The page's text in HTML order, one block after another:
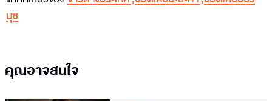
มุซ
คุณอาจสนใจ